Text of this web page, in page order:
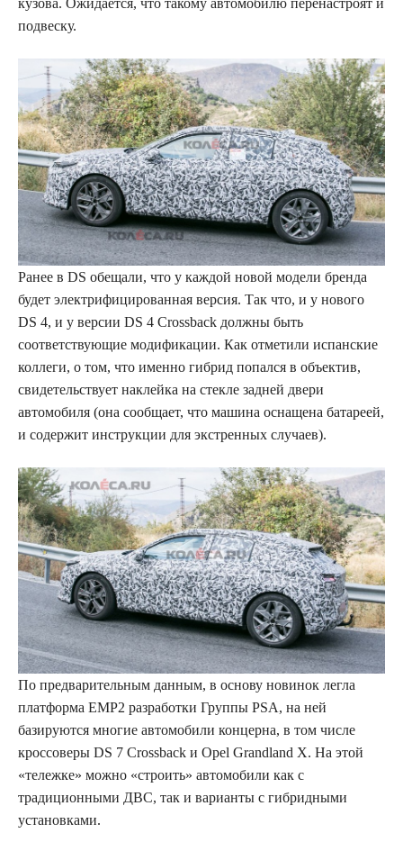
кузова. Ожидается, что такому автомобилю перенастроят и
подвеску.
Ранее в DS обещали, что у каждой новой модели бренда
будет электрифицированная версия. Так что, и у нового
DS 4, и у версии DS 4 Crossback должны быть
соответствующие модификации. Как отметили испанские
коллеги, о том, что именно гибрид попался в объектив,
свидетельствует наклейка на стекле задней двери
автомобиля (она сообщает, что машина оснащена батареей,
и содержит инструкции для экстренных случаев).
По предварительным данным, в основу новинок легла
платформа EMP2 разработки Группы PSA, на ней
базируются многие автомобили концерна, в том числе
кроссоверы DS 7 Crossback и Opel Grandland X. На этой
«тележке» можно «строить» автомобили как с
традиционными ДВС, так и варианты с гибридными
установками.